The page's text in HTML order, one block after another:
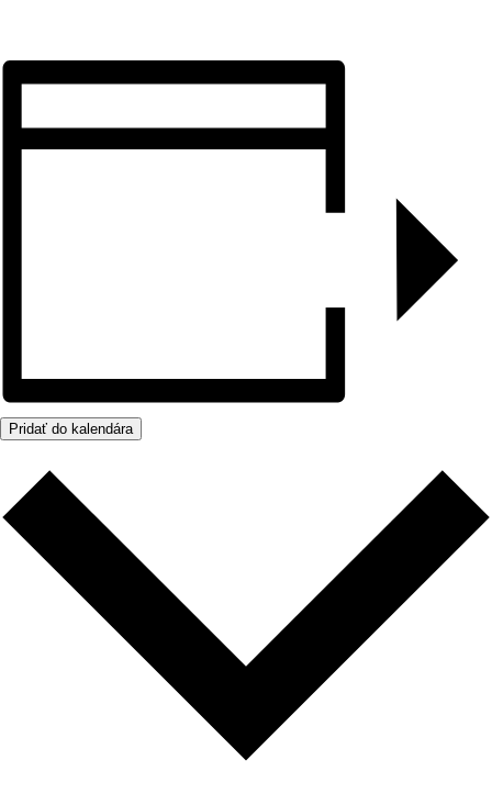
Pridať do kalendára